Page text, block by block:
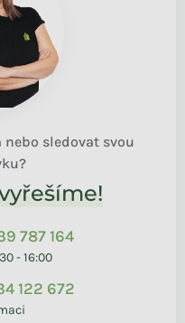
nebo sledovat svou
787 164
- 16:00
122 672